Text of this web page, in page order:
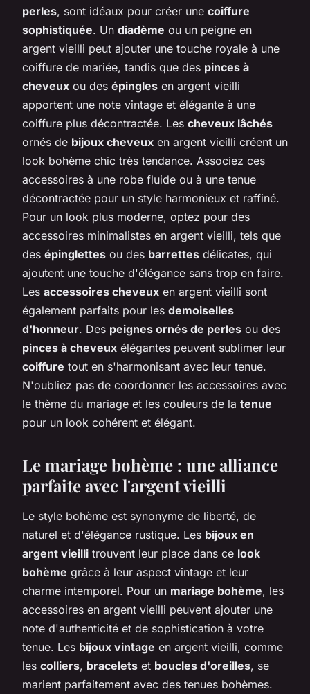
perles, sont idéaux pour créer une coiffure
sophistiquée. Un diadème ou un peigne en
argent vieilli peut ajouter une touche royale à une
coiffure de mariée, tandis que des pinces à
cheveux ou des épingles en argent vieilli
apportent une note vintage et élégante à une
coiffure plus décontractée. Les cheveux lâchés
ornés de bijoux cheveux en argent vieilli créent un
look bohème chic très tendance. Associez ces
accessoires à une robe fluide ou à une tenue
décontractée pour un style harmonieux et raffiné.
Pour un look plus moderne, optez pour des
accessoires minimalistes en argent vieilli, tels que
des épinglettes ou des barrettes délicates, qui
ajoutent une touche d'élégance sans trop en faire.
Les accessoires cheveux en argent vieilli sont
également parfaits pour les demoiselles
d'honneur. Des peignes ornés de perles ou des
pinces à cheveux élégantes peuvent sublimer leur
coiffure tout en s'harmonisant avec leur tenue.
N'oubliez pas de coordonner les accessoires avec
le thème du mariage et les couleurs de la tenue
pour un look cohérent et élégant.
Le mariage bohème : une alliance
parfaite avec l'argent vieilli
Le style bohème est synonyme de liberté, de
naturel et d'élégance rustique. Les bijoux en
argent vieilli trouvent leur place dans ce look
bohème grâce à leur aspect vintage et leur
charme intemporel. Pour un mariage bohème, les
accessoires en argent vieilli peuvent ajouter une
note d'authenticité et de sophistication à votre
tenue. Les bijoux vintage en argent vieilli, comme
les colliers, bracelets et boucles d'oreilles, se
marient parfaitement avec des tenues bohèmes.